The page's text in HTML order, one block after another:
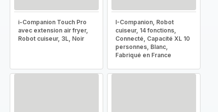
i-Companion Touch Pro
avec extension air fryer,
Robot cuiseur, 3L, Noir
I-Companion, Robot
cuiseur, 14 fonctions,
Connecté, Capacité XL 10
personnes, Blanc,
Fabriqué en France